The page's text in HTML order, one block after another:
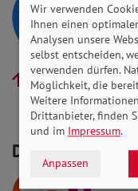
zur Facebook-
Der
Wir verwenden
Ihnen einen
Analysen unsere
selbst entscheiden,
verwenden dürfen.
Möglichkeit, die
Weitere
Drittanbieter, finden
und im Impressum.
Anpassen